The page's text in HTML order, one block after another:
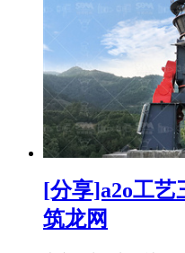
[分享]a2o工
筑龙网